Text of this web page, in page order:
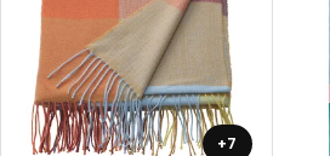
+7